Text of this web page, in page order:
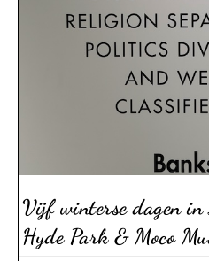
Vijf winterse dagen
Hyde Park & Moco